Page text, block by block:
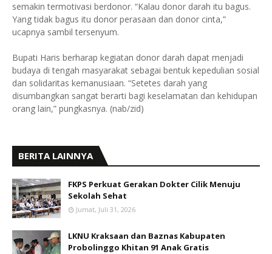
semakin termotivasi berdonor. “Kalau donor darah itu bagus.
Yang tidak bagus itu donor perasaan dan donor cinta,”
ucapnya sambil tersenyum.
Bupati Haris berharap kegiatan donor darah dapat menjadi
budaya di tengah masyarakat sebagai bentuk kepedulian sosial
dan solidaritas kemanusiaan. “Setetes darah yang
disumbangkan sangat berarti bagi keselamatan dan kehidupan
orang lain,” pungkasnya. (nab/zid)
BERITA LAINNYA
FKPS Perkuat Gerakan Dokter Cilik Menuju
Sekolah Sehat
Jumat, Juli 31, 2026
LKNU Kraksaan dan Baznas Kabupaten
Probolinggo Khitan 91 Anak Gratis